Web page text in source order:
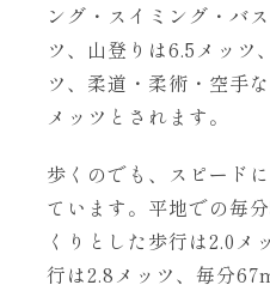
ング・スイミング・バ
ツ、山登りは6.5メッツ
ツ、柔道・柔術・空手
メッツとされます。
歩くのでも、スピード
ています。平地での毎
くりとした歩行は2.0メ
行は2.8メッツ、毎分